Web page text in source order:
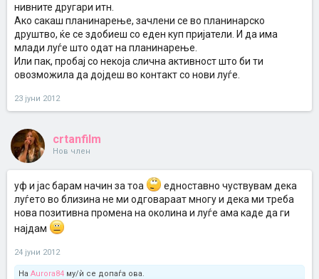
нивните другари итн.
Ако сакаш планинарење, зачлени се во планинарско
друштво, ќе се здобиеш со еден куп пријатели. И да има
млади луѓе што одат на планинарење.
Или пак, пробај со некоја слична активност што би ти
овозможила да дојдеш во контакт со нови луѓе.
23 јуни 2012
crtanfilm
Нов член
уф и јас барам начин за тоа
едноставно чуствувам дека
луѓето во близина не ми одговараат многу и дека ми треба
нова позитивна промена на околина и луѓе ама каде да ги
најдам
24 јуни 2012
На Aurora84 му/ѝ се допаѓа ова.